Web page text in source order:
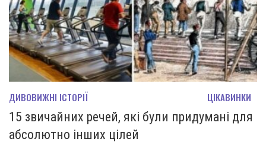
ДИВОВИЖНІ ІСТОРІЇ ЦІКАВИНКИ
15 звичайних речей, які були придумані для
абсолютно інших цілей